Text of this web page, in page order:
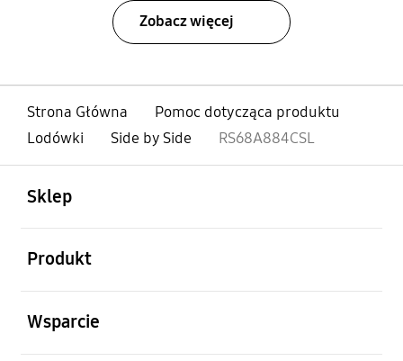
Zobacz więcej
Strona Główna
Pomoc dotycząca produktu
Lodówki
Side by Side RS68A884CSL
Sklep
Produkt
Wsparcie